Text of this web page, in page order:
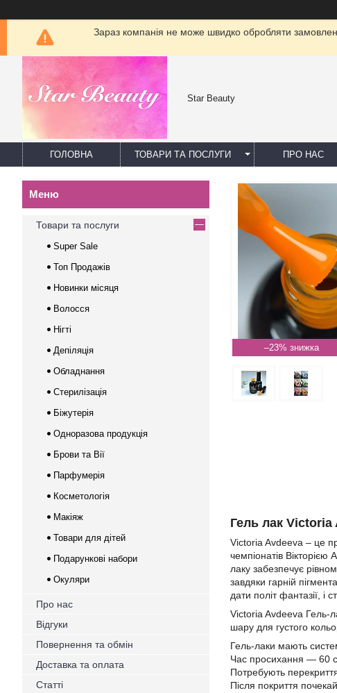
Зараз компанія не може швидко обробляти
Star Beauty
ГОЛОВНА ТОВАРИ ТА ПОСЛУГИ ПРО НАС
–23%
Гель лак
Victoria Avdeeva – це
чемпіонатів
лаку забезпечує
завдяки гарній
дати політ фантазії, і
Victoria Avdeeva Гель-
шару для густого
Гель-лаки мають
Час просихання ― 60
Потребують
Після покриття
Товари та послуги
Super Sale
Топ Продажів
Новинки місяця
Волосся
Нігті
Депіляція
Обладнання
Стерилізація
Біжутерія
Одноразова продукція
Брови та Вії
Парфумерія
Косметологія
Макіяж
Товари для дітей
Подарункові набори
Окуляри
Про нас
Відгуки
Повернення та обмін
Доставка та оплата
Статті